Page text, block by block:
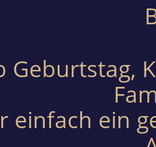
Geburtstag,
einfach ein